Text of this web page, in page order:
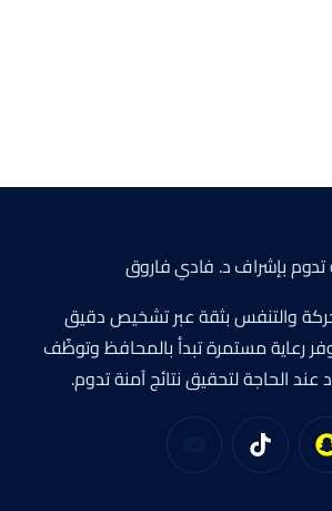
بإشراف د. فادي فاروق
والتنفس بثقة عبر تشخيص دقيق
رعاية مستمرة تبدأ بالمحافظ وتوظّف
عند الحاجة لتحقيق نتائج آمنة تدوم.